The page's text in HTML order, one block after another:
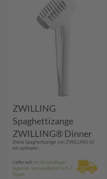
ZWILLING
Spaghettizange
ZWILLING® Dinner
07150-182-0
​Diese Spaghettizange von ZWILLING ist
ein optimaler...
Lieferzeit: Im Versandlager
lagernd - versandbereit in 5-7
Tagen